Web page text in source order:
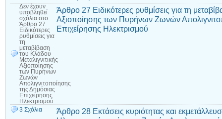
Δεν έχουν
υποβληθεί
σχόλια στο
Άρθρο 27
Ειδικότερες
ρυθμίσεις για
τη
μεταβίβαση
του Κλάδου
Μεταλιγνιτικής
Αξιοποίησης
των Πυρήνων
Ζωνών
Απολιγνιτοποίησης
της Δημόσιας
Επιχείρησης
Ηλεκτρισμού
Άρθρο 27 Ειδικότερες ρυθμίσεις για τη
Αξιοποίησης των Πυρήνων Ζωνών
Επιχείρησης Ηλεκτρισμού
3 Σχόλια
Άρθρο 28 Εκτάσεις κυριότητας και